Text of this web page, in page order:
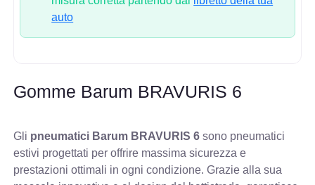
auto
Gomme Barum BRAVURIS 6
Gli pneumatici Barum BRAVURIS 6 sono pneumatici
estivi progettati per offrire massima sicurezza e
prestazioni ottimali in ogni condizione. Grazie alla sua